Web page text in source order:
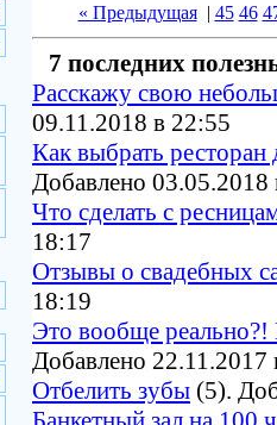
« Предыдущая| 45 46
7 последних
Расскажу свою
09.11.2018 в 22:55
Как выбрать
Добавлено 03.05.2018
Что сделать с
18:17
Отзывы о свадебных
18:19
Это вообще реально?!
Добавлено 22.11.2017
Отбелить зубы (5).